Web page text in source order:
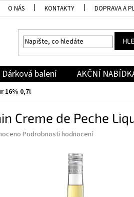
O NÁS KONTAKTY DOPRAVA A
Dárková balení AKČNÍ
16% 0,7l
Creme de Peche
Podrobnosti hodnocení